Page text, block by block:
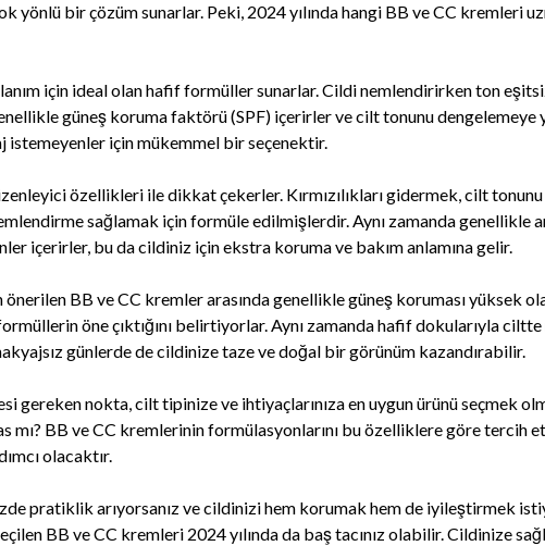
yönlü bir çözüm sunarlar. Peki, 2024 yılında hangi BB ve CC kremleri
için ideal olan hafif formüller sunarlar. Cildi nemlendirirken ton
güneş koruma faktörü (SPF) içerirler ve cilt tonunu dengelemeye
istemeyenler için mükemmel bir seçenektir.
özellikleri ile dikkat çekerler. Kırmızılıkları gidermek, cilt
sağlamak için formüle edilmişlerdir. Aynı zamanda genellikle
içerirler, bu da cildiniz için ekstra koruma ve bakım anlamına gelir.
önerilen BB ve CC kremler arasında genellikle güneş koruması yüksek
öne çıktığını belirtiyorlar. Aynı zamanda hafif dokularıyla
günlerde de cildinize taze ve doğal bir görünüm kazandırabilir.
gereken nokta, cilt tipinize ve ihtiyaçlarınıza en uygun ürünü seçmek
mı? BB ve CC kremlerinin formülasyonlarını bu özelliklere göre tercih
olacaktır.
pratiklik arıyorsanız ve cildinizi hem korumak hem de iyileştirmek
BB ve CC kremleri 2024 yılında da baş tacınız olabilir. Cildinize